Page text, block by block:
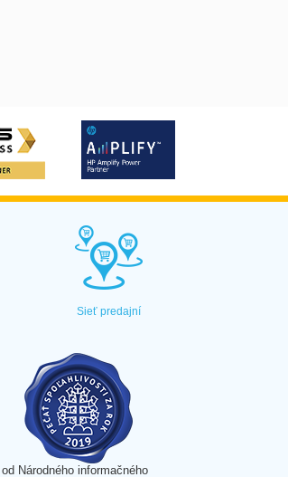
Sieť predajní
od Národného informačného